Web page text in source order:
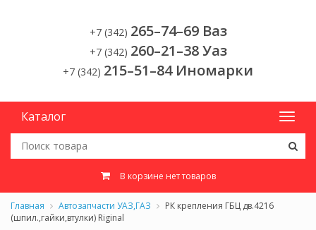
+7 (342) 265–74–69 Ваз
+7 (342) 260–21–38 Уаз
+7 (342) 215–51–84 Иномарки
Каталог
В корзине нет товаров
Главная Автозапчасти УАЗ,ГАЗ
РК крепления ГБЦ дв.4216
(шпил.,гайки,втулки) Riginal